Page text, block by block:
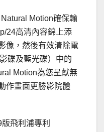
Motion確保輸
24高清內容錦上添
像，然後有效清除電
碟及藍光碟）中的
Motion為您呈獻無
作畫面更勝影院體
飛利浦專利